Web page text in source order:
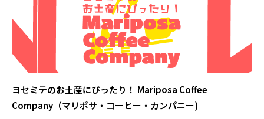
ヨセミテのお土産にぴったり！ Mariposa Coffee
Company（マリポサ・コーヒー・カンパニー)